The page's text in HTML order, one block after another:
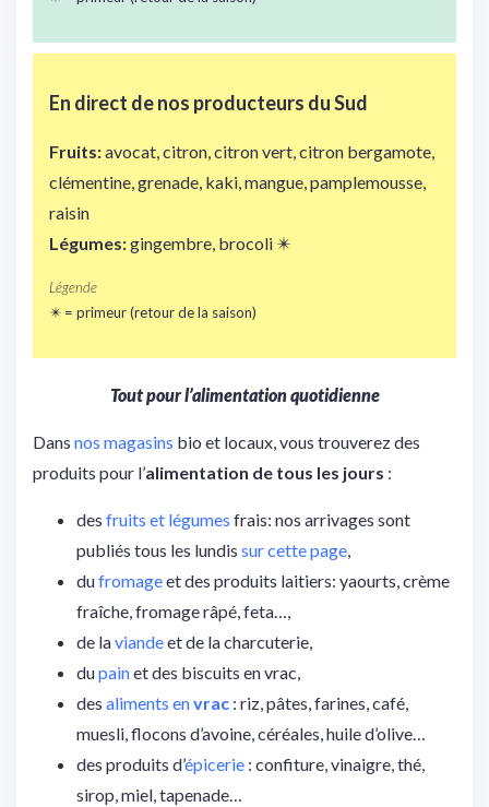
En direct de nos producteurs du Sud
Fruits:avocat, citron, citron vert, citron bergamote,
clémentine, grenade, kaki, mangue, pamplemousse,
raisin
Légumes:gingembre, brocoli ✴️
Légende
✴️ = primeur (retour de la saison)
Tout pour l’alimentation quotidienne
Dans nos magasins bio et locaux, vous trouverez des
produits pour l’alimentation de tous les jours :
des fruits et légumes frais: nos arrivages sont
publiés tous les lundis sur cette page,
dufromageet des produits laitiers: yaourts, crème
fraîche, fromage râpé, feta…,
de laviandeet de la charcuterie,
dupainet des biscuits en vrac,
des aliments envrac : riz, pâtes, farines, café,
muesli, flocons d’avoine, céréales, huile d’olive…
des produits d’épicerie : confiture, vinaigre, thé,
sirop, miel, tapenade…